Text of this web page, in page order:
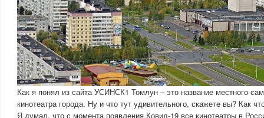
Как я понял из сайта УСИНСК1 Томлун – это название местного
кинотеатра города. Ну и что тут удивительного, скажете вы? Как
Я думал, что с момента появления Ковид-19 все кинотеатры в